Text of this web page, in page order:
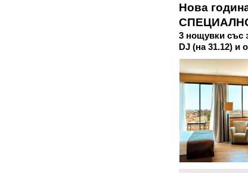
Нова
3 нощувки със
DJ (на 31.12) и